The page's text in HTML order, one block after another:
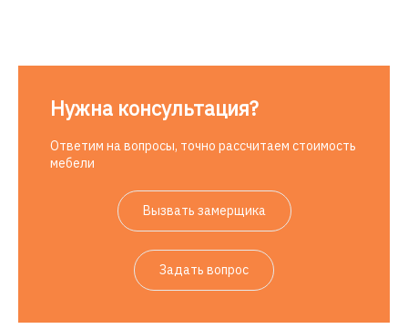
Нужна консультация?
Ответим на вопросы, точно рассчитаем стоимость
мебели
Вызвать замерщика
Задать вопрос